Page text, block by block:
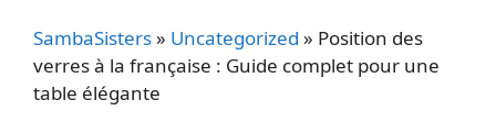
SambaSisters» Uncategorized » Position des
verres à la française : Guide complet pour une
table élégante